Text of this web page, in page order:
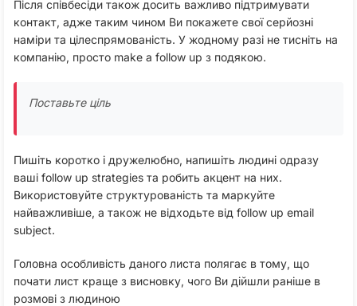
Після співбесіди також досить важливо підтримувати
контакт, адже таким чином Ви покажете свої серйозні
наміри та цілеспрямованість. У жодному разі не тисніть на
компанію, просто make a follow up з подякою.
Поставьте ціль
Пишіть коротко і дружелюбно, напишіть людині одразу
ваші follow up strategies та робить акцент на них.
Використовуйте структурованість та маркуйте
найважливіше, а також не відходьте від follow up email
subject.
Головна особливість даного листа полягає в тому, що
почати лист краще з висновку, чого Ви дійшли раніше в
розмові з людиною